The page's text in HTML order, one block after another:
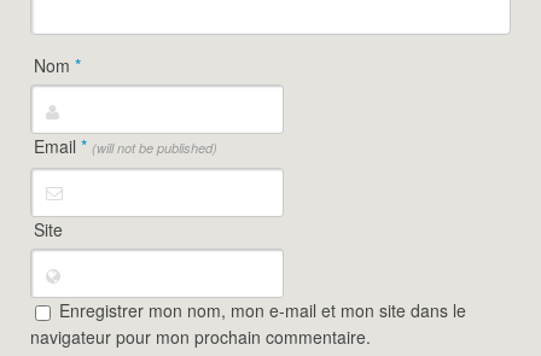
Nom*
Email* (will not be published)
Site
Enregistrer mon nom, mon e-mail et mon site dans le
navigateur pour mon prochain commentaire.